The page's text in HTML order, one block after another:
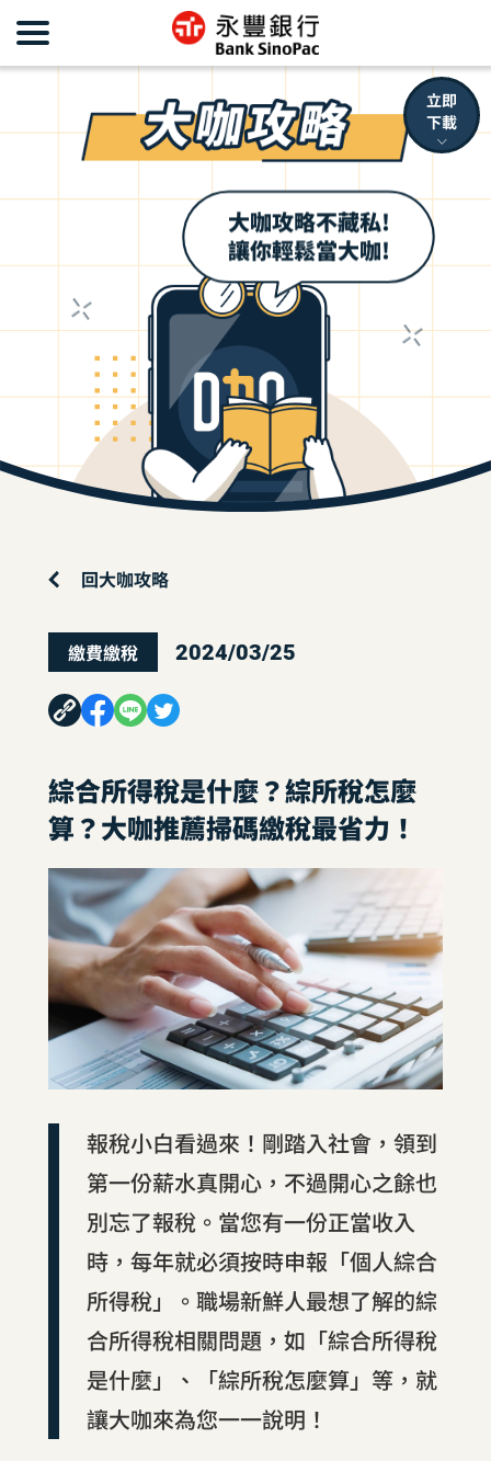
大咖攻略不藏私!
讓你輕鬆當大咖!
回大咖攻略
繳費繳稅 2024/03/25
綜合所得稅是什麼？綜所稅怎麼
算？大咖推薦掃碼繳稅最省力！
報稅小白看過來！剛踏入社會，領到
第一份薪水真開心，不過開心之餘也
別忘了報稅。當您有一份正當收入
時，每年就必須按時申報「個人綜合
所得稅」。職場新鮮人最想了解的綜
合所得稅相關問題，如「綜合所得稅
是什麼」、「綜所稅怎麼算」等，就
讓大咖來為您一一說明！
立即
下載